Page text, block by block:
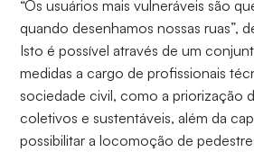
“Os usuários mais vulneráveis são
quando desenhamos nossas ruas”,
Isto é possível através de um
medidas a cargo de profissionais
sociedade civil, como a priorização
coletivos e sustentáveis, além da
possibilitar a locomoção de